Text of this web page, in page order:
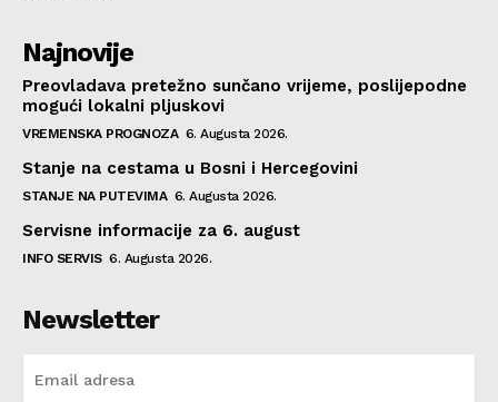
Najnovije
Preovladava pretežno sunčano vrijeme, poslijepodne
mogući lokalni pljuskovi
VREMENSKA PROGNOZA 6. Augusta 2026.
Stanje na cestama u Bosni i Hercegovini
STANJE NA PUTEVIMA 6. Augusta 2026.
Servisne informacije za 6. august
INFO SERVIS 6. Augusta 2026.
Newsletter